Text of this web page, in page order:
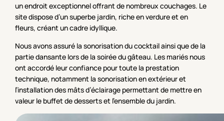
un endroit exceptionnel offrant de nombreux couchages. Le
site dispose d’un superbe jardin, riche en verdure et en
fleurs, créant un cadre idyllique.
Nous avons assuré la sonorisation du cocktail ainsi que de la
partie dansante lors de la soirée du gâteau. Les mariés nous
ont accordé leur confiance pour toute la prestation
technique, notamment la sonorisation en extérieur et
l’installation des mâts d’éclairage permettant de mettre en
valeur le buffet de desserts et l’ensemble du jardin.